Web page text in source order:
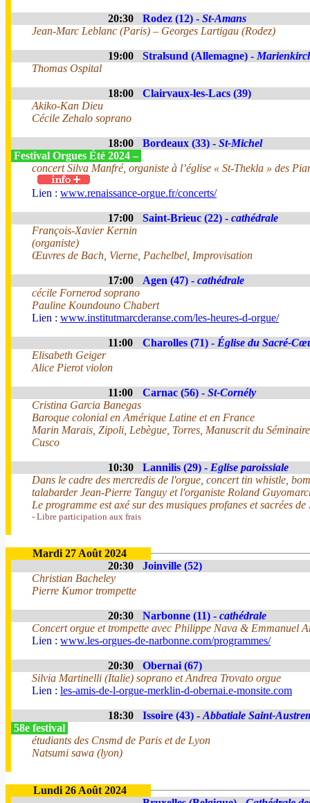
20:30 Rodez (12) - St-Amans
Jean-Marc Leblanc (Paris) – Georges Lartigau (Rodez)
19:00 Stralsund (Allemagne) -
Thomas Ospital
18:00
Clairvaux-les-Lacs (39)
Akiko-Kan Dieu
Cécile Zehalo soprano
18:00 Bordeaux (33) - St-Michel
Festival Orgues Été 2024 –
concert Silva Manfré, organiste à l’église « St-Thekla » des
Lien : www.renaissance-orgue.fr/concerts/
17:00 Saint-Brieuc (22) - cathédrale
François-Xavier Kernin
(organiste)
Œuvres de Bach, Vierne, Pachelbel, Improvisation
17:00 Agen (47) - cathédrale
cécile Fornerod soprano
Pauline Koundouno Chabert
Lien : www.institutmarcderanse.com/les-heures-d-orgue/
11:00 Charolles (71) - Église du Sacré-
Elisabeth Geiger
Alice Pierot violon
11:00 Carnac (56) - St-Cornély
Cristina Garcia Banegas
Baroque colonial en Amérique Latine et en France
Marin Marais, Zipoli, Lebègue, Torres, Manuscrit du
Cusco
10:30 Lannilis (29) - Eglise paroissiale
Dans le cadre des mercredis de l'orgue, concert tin whistle,
talabarder Jean-Pierre Tanguy et l'organiste Roland
Le programme est axé sur des musiques profanes et sacrées
- Libre participation aux frais
Mardi 27 Août 2024
20:30
Joinville (52)
Christian Bacheley
Pierre Kumor trompette
20:30 Narbonne (11) - cathédrale
Concert orgue et trompette avec Philippe Nava & Emmanuel
Lien : www.les-orgues-de-narbonne.com/programmes/
20:30
Obernai (67)
Silvia Martinelli (Italie) soprano et Andrea Trovato orgue
Lien : les-amis-de-l-orgue-merklin-d-obernai.e-monsite.com
18:30 Issoire (43) - Abbatiale Saint-
58e festival
étudiants des Cnsmd de Paris et de Lyon
Natsumi sawa (lyon)
Lundi 26 Août 2024